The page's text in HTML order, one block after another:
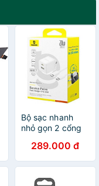
Bộ sạc nhanh
nhỏ gọn 2 cổng
C 20W (Kèm cáp
C to C 60w dài
1M) - Hàng chính
hãng
289.000 đ